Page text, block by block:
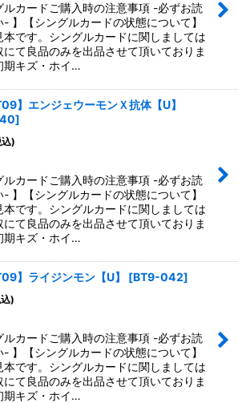
ルカードご購入時の注意事項 -必ずお読
】【シングルカードの状態について】
本です。シングルカードに関しましては
にて良品のみを出品させて頂いておりま
期キズ・ホイ…
】エンジェウーモンＸ抗体【U】
]
)
ルカードご購入時の注意事項 -必ずお読
】【シングルカードの状態について】
本です。シングルカードに関しましては
にて良品のみを出品させて頂いておりま
期キズ・ホイ…
】ライジンモン【U】 [BT9-042]
)
ルカードご購入時の注意事項 -必ずお読
】【シングルカードの状態について】
本です。シングルカードに関しましては
にて良品のみを出品させて頂いておりま
期キズ・ホイ…